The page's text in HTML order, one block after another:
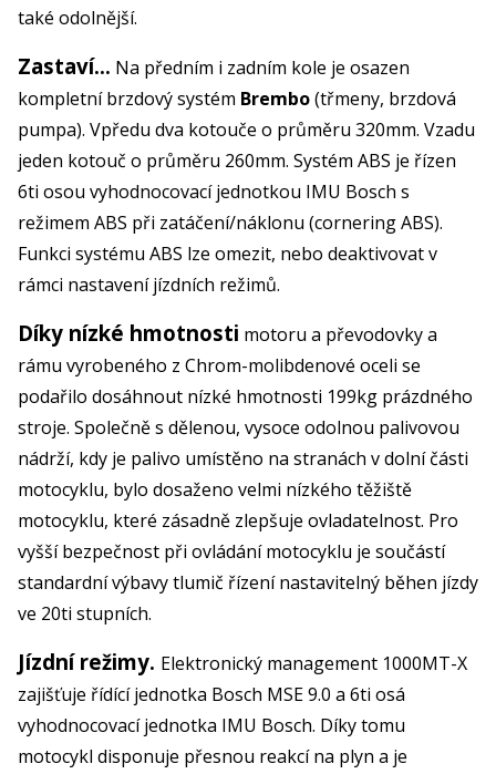
také odolnější.
Zastaví... Na předním i zadním kole je osazen
kompletní brzdový systém Brembo(třmeny, brzdová
pumpa). Vpředu dva kotouče o průměru 320mm. Vzadu
jeden kotouč o průměru 260mm. Systém ABS je řízen
6ti osou vyhodnocovací jednotkou IMU Bosch s
režimem ABS při zatáčení/náklonu (cornering ABS).
Funkci systému ABS lze omezit, nebo deaktivovat v
rámci nastavení jízdních režimů.
Díky nízké hmotnosti motoru a převodovky a
rámu vyrobeného z Chrom-molibdenové oceli se
podařilo dosáhnout nízké hmotnosti 199kg prázdného
stroje. Společně s dělenou, vysoce odolnou palivovou
nádrží, kdy je palivo umístěno na stranách v dolní části
motocyklu, bylo dosaženo velmi nízkého těžiště
motocyklu, které zásadně zlepšuje ovladatelnost. Pro
vyšší bezpečnost při ovládání motocyklu je součástí
standardní výbavy tlumič řízení nastavitelný běhen jízdy
ve 20ti stupních.
Jízdní režimy. Elektronický management 1000MT-X
zajišťuje řídící jednotka Bosch MSE 9.0 a 6ti osá
vyhodnocovací jednotka IMU Bosch. Díky tomu
motocykl disponuje přesnou reakcí na plyn a je